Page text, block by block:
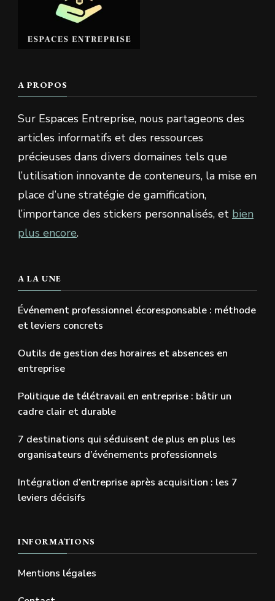
A PROPOS
Sur Espaces Entreprise, nous partageons des
articles informatifs et des ressources
précieuses dans divers domaines tels que
l’utilisation innovante de conteneurs, la mise en
place d’une stratégie de gamification,
l’importance des stickers personnalisés, et bien
plus encore.
A LA UNE
Événement professionnel écoresponsable : méthode
et leviers concrets
Outils de gestion des horaires et absences en
entreprise
Politique de télétravail en entreprise : bâtir un
cadre clair et durable
7 destinations qui séduisent de plus en plus les
organisateurs d’événements professionnels
Intégration d’entreprise après acquisition : les 7
leviers décisifs
INFORMATIONS
Mentions légales